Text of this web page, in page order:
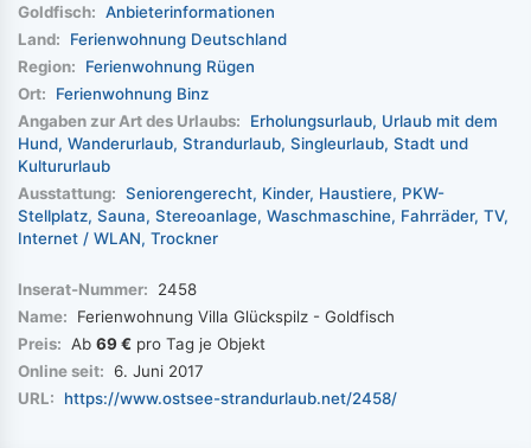
Goldfisch: Anbieterinformationen
Land:
Ferienwohnung Deutschland
Region:
Ferienwohnung Rügen
Ort:
Ferienwohnung Binz
Angaben zur Art des Urlaubs:
Erholungsurlaub Urlaub mit dem
Hund Wanderurlaub Strandurlaub Singleurlaub Stadt und
Kultururlaub
Ausstattung: Seniorengerecht Kinder Haustiere PKW-
Stellplatz Sauna Stereoanlage Waschmaschine Fahrräder TV
Internet / WLAN Trockner
Inserat-Nummer:
2458
Name:
Ferienwohnung Villa Glückspilz - Goldfisch
Preis: Ab 69 € pro Tag je Objekt
Online seit: 6. Juni 2017
URL:
https://www.ostsee-strandurlaub.net/2458/